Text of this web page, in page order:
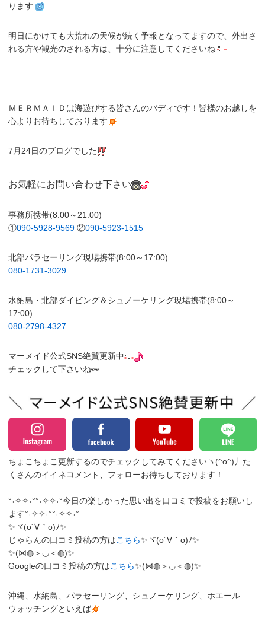
ります
明日にかけても大荒れの天候が続く予報となってますので、外出さ
れる方や観光のされる方は、十分に注意してくださいね
ＭＥＲＭＡＩＤは海遊びする皆さんのバディです！皆様のお越しを
心よりお待ちしております
7月24日のブログでした
お気軽にお問い合わせ下さい
事務所携帯(8:00～21:00)
①090-5928-9569 ②090-5923-1515
北部パラセーリング現場携帯(8:00～17:00)
080-1731-3029
水納島・北部ダイビング＆シュノーケリング現場携帯(8:00～
17:00)
080-2798-4327
マーメイド公式SNS絶賛更新中
チェックして下さいね👀
ちょこちょこ更新するのでチェックしてみてくださいヽ(^o^)丿 た
くさんのイイネコメント、フォローお待ちしております！
°˖✧✧˖°°˖✧✧˖°今日の楽しかった思い出を口コミで投稿をお願いし
ます°˖✧✧˖°°˖✧✧˖°
✨ヾ(o´∀｀o)ﾉ✨
じゃらんの口コミ投稿の方はこちら✨ヾ(o´∀｀o)ﾉ✨
✨(⋈◍＞◡＜◍)✨
Googleの口コミ投稿の方はこちら✨(⋈◍＞◡＜◍)✨
沖縄、水納島、パラセーリング、シュノーケリング、ホエール
ウォッチングといえば